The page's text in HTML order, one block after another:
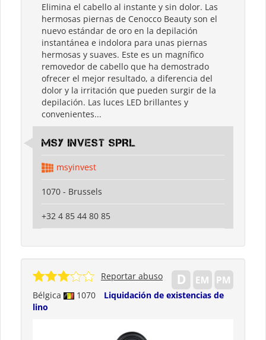
Elimina el cabello al instante y sin dolor. Las
hermosas piernas de Cenocco Beauty son el
nuevo estándar de oro en la depilación
instantánea e indolora para unas piernas
hermosas y suaves. Este es un magnífico
removedor de cabello que ha demostrado
ofrecer el mejor resultado, a diferencia del
dolor y la irritación que pueden surgir de la
depilación. Las luces LED brillantes y
convenientes...
MSY INVEST SPRL
msyinvest
1070 - Brussels
+32 4 85 44 80 85
Bélgica 1070
Liquidación de existencias de
lino
Reportar abuso